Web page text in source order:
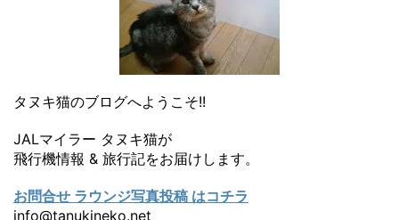
タヌキ猫のブログへようこそ!!
JALマイラー タヌキ猫が
飛行機情報 & 旅行記をお届けします。
お問合せ ラウンジ写真投稿 はコチラ
info@tanukineko.net